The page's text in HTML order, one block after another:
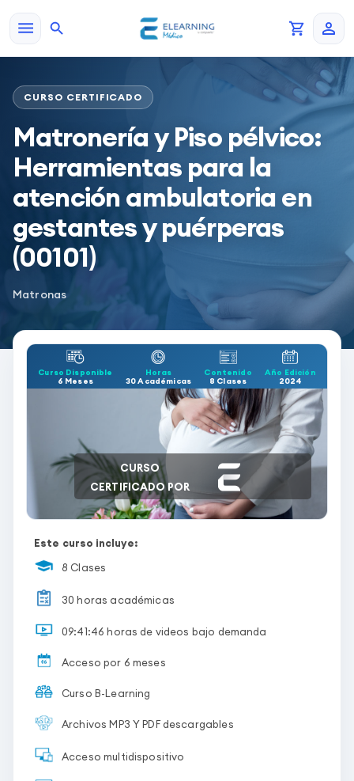
CURSO CERTIFICADO
Matronería y Piso pélvico:
Herramientas para la
atención ambulatoria en
gestantes y puérperas
(00101)
Matronas
Curso Disponible
6 Meses
Horas
30 Académicas
Contenido
8 Clases
Año Edición
2024
CURSO
CERTIFICADO POR
Este curso incluye:
8 Clases
30 horas académicas
09:41:46 horas de videos bajo demanda
Acceso por 6 meses
Curso B-Learning
Archivos MP3 Y PDF descargables
Acceso multidispositivo